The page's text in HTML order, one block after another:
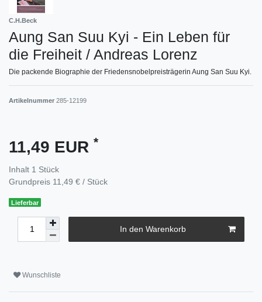
C.H.Beck
Aung San Suu Kyi - Ein Leben für
die Freiheit / Andreas Lorenz
Die packende Biographie der Friedensnobelpreisträgerin Aung San Suu Kyi.
Artikelnummer 285-12199
11,49 EUR *
Inhalt 1 Stück
Grundpreis 11,49 € / Stück
Lieferbar
In den Warenkorb
Wunschliste